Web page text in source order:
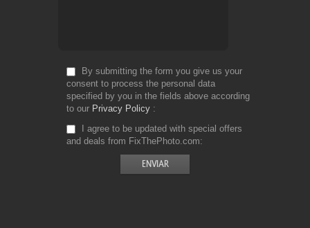
By submitting the form you give us your
consent to process the personal data
specified by you in the fields above according
to our Privacy Policy
I agree to be updated with special offers
and deals from FixThePhoto.com